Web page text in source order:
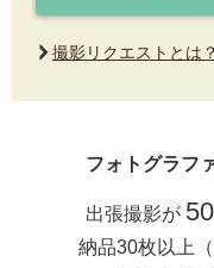
撮影リクエストとは？
フォトグラフ
出張撮影が
納品30枚以上